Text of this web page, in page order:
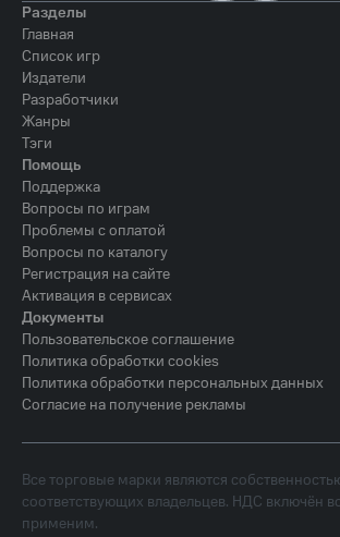
Разделы
Главная
Список игр
Издатели
Разработчики
Жанры
Тэги
Помощь
Поддержка
Вопросы по играм
Проблемы с оплатой
Вопросы по каталогу
Регистрация на сайте
Активация в сервисах
Документы
Пользовательское соглашение
Политика обработки cookies
Политика обработки персональных данных
Согласие на получение рекламы
Все торговые марки являются
соответствующих владельцев. НДС включён
применим.